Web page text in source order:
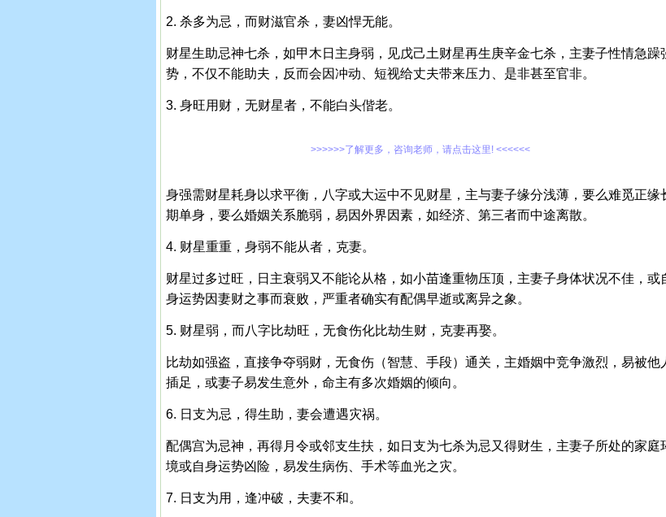
2. 杀多为忌，而财滋官杀，妻凶悍无能。
财星生助忌神七杀，如甲木日主身弱，见戊己土财星再生庚辛金七杀，主妻子性情急躁
势，不仅不能助夫，反而会因冲动、短视给丈夫带来压力、是非甚至官非。
3. 身旺用财，无财星者，不能白头偕老。
>>>>>>了解更多，咨询老师，请点击这里! <<<<<<
身强需财星耗身以求平衡，八字或大运中不见财星，主与妻子缘分浅薄，要么难觅正缘
期单身，要么婚姻关系脆弱，易因外界因素，如经济、第三者而中途离散。
4. 财星重重，身弱不能从者，克妻。
财星过多过旺，日主衰弱又不能论从格，如小苗逢重物压顶，主妻子身体状况不佳，或
身运势因妻财之事而衰败，严重者确实有配偶早逝或离异之象。
5. 财星弱，而八字比劫旺，无食伤化比劫生财，克妻再娶。
比劫如强盗，直接争夺弱财，无食伤（智慧、手段）通关，主婚姻中竞争激烈，易被他
插足，或妻子易发生意外，命主有多次婚姻的倾向。
6. 日支为忌，得生助，妻会遭遇灾祸。
配偶宫为忌神，再得月令或邻支生扶，如日支为七杀为忌又得财生，主妻子所处的家庭
境或自身运势凶险，易发生病伤、手术等血光之灾。
7. 日支为用，逢冲破，夫妻不和。